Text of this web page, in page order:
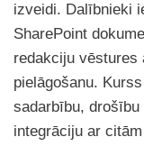
izveidi. Dalībnieki
SharePoint
redakciju vēstures
pielāgošanu.
sadarbību,
integrāciju ar